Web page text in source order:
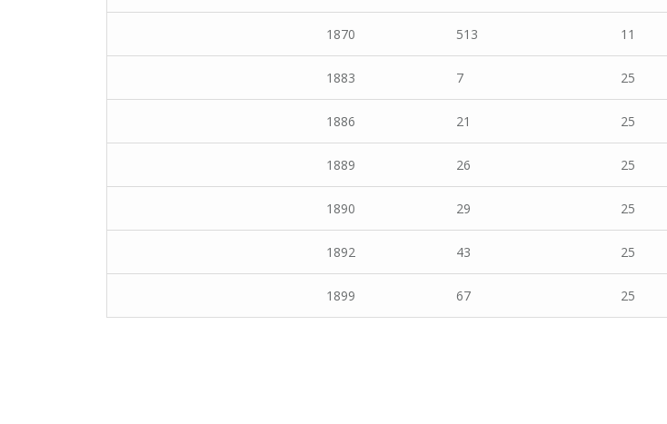
1870 513 11
1883 7 25
1886 21 25
1889 26 25
1890 29 25
1892 43 25
1899 67 25